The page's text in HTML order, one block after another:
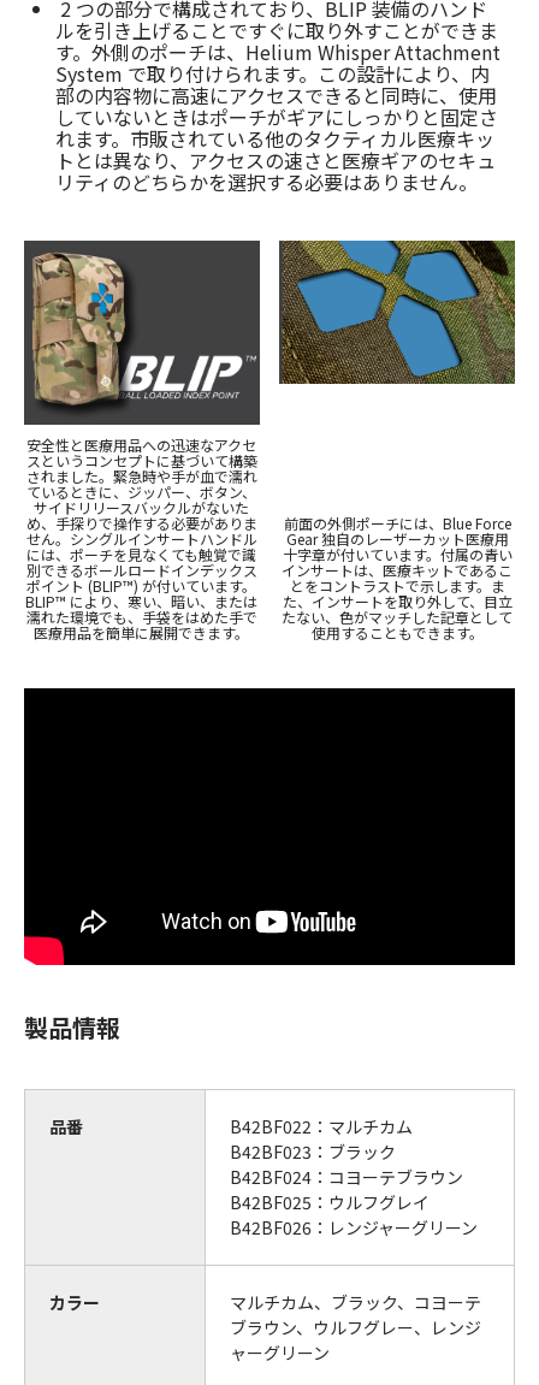
2 つの部分で構成されており、BLIP 装備のハンド
ルを引き上げることですぐに取り外すことができま
す。外側のポーチは、Helium Whisper Attachment
System で取り付けられます。この設計により、内
部の内容物に高速にアクセスできると同時に、使用
していないときはポーチがギアにしっかりと固定さ
れます。市販されている他のタクティカル医療キッ
トとは異なり、アクセスの速さと医療ギアのセキュ
リティのどちらかを選択する必要はありません。
安全性と医療用品への迅速なアクセ
スというコンセプトに基づいて構築
されました。緊急時や手が血で濡れ
ているときに、ジッパー、ボタン、
サイドリリースバックルがないた
め、手探りで操作する必要がありま
せん。シングルインサートハンドル
には、ポーチを見なくても触覚で識
別できるボールロードインデックス
ポイント (BLIP™) が付いています。
BLIP™ により、寒い、暗い、または
濡れた環境でも、手袋をはめた手で
医療用品を簡単に展開できます。
前面の外側ポーチには、Blue Force
Gear 独自のレーザーカット医療用
十字章が付いています。付属の青い
インサートは、医療キットであるこ
とをコントラストで示します。ま
た、インサートを取り外して、目立
たない、色がマッチした記章として
使用することもできます。
製品情報
品番
B42BF022：マルチカム
B42BF023：ブラック
B42BF024：コヨーテブラウン
B42BF025：ウルフグレイ
B42BF026：レンジャーグリーン
カラー
マルチカム、ブラック、コヨーテ
ブラウン、ウルフグレー、レンジ
ャーグリーン